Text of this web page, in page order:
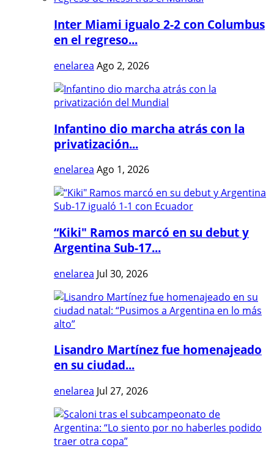
Inter Miami igualo 2-2 con Columbus
en el regreso...
enelarea Ago 2, 2026
Infantino dio marcha atrás con la
privatización...
enelarea Ago 1, 2026
“Kiki" Ramos marcó en su debut y
Argentina Sub-17...
enelarea Jul 30, 2026
Lisandro Martínez fue homenajeado
en su ciudad...
enelarea Jul 27, 2026